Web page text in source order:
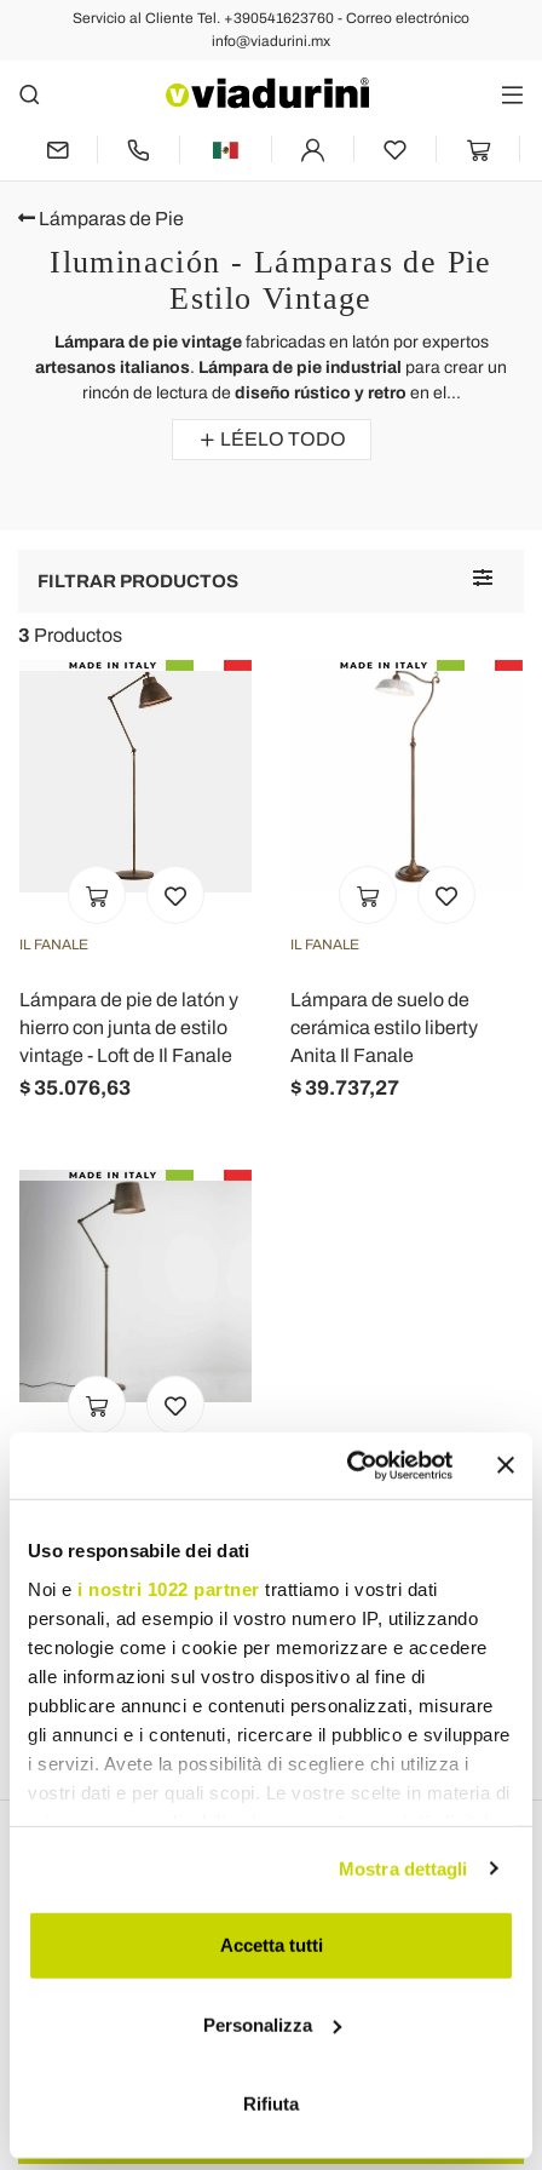
Uso responsabile dei dati
Noi e i nostri 1022 partner trattiamo i vostri dati
personali, ad esempio il vostro numero IP, utilizzando
tecnologie come i cookie per memorizzare e accedere
alle informazioni sul vostro dispositivo al fine di
pubblicare annunci e contenuti personalizzati, misurare
gli annunci e i contenuti, ricercare il pubblico e sviluppare
i servizi. Avete la possibilità di scegliere chi utilizza i
vostri dati e per quali scopi. Le vostre scelte in materia di
modificare o revocare il proprio consenso in qualsiasi
momento dalla Dichiarazione sui cookie o facendo clic
sull'icona di attivazione della privacy.
raccogliere informazioni sulla tua posizione
Identificare il tuo dispositivo, scansionandolo
Mostra dettagli
Accetta tutti
Personalizza
Rifiuta
Servicio al Cliente Tel. +390541623760 - Correo electrónico
info@viadurini.mx
Lámparas de Pie
Iluminación - Lámparas de Pie
Estilo Vintage
Lámpara de pie vintagefabricadas en latón por expertos
artesanos italianos. Lámpara de pie industrial para crear un
rincón de lectura de diseño rústico y retro en el...
LÉELO TODO
Toggle
FILTRAR PRODUCTOS
3 Productos
IL FANALE
Lámpara de pie de latón y
hierro con junta de estilo
vintage - Loft de Il Fanale
$ 35.076,63
IL FANALE
Lámpara de suelo de
cerámica estilo liberty
Anita Il Fanale
$ 39.737,27
Reporter Il Fanale
$ 36.521,92
Email Newsletter
Newsletter